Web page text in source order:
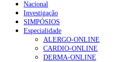
Nacional
Investigação
SIMPÓSIOS
Especialidade
ALERGO-ONLINE
CARDIO-ONLINE
DERMA-ONLINE